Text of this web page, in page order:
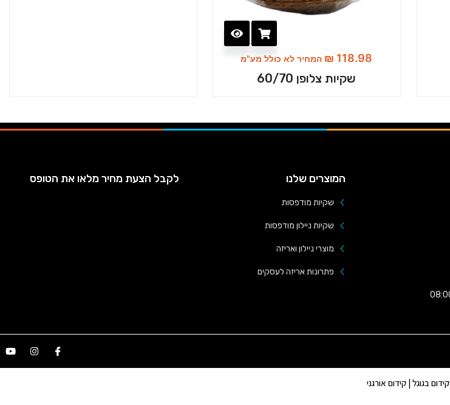
₪ 118.98 המחיר לא כולל מע"מ
שקיות צלופן 60/70
המוצרים שלנו
שקיות מודפסות
שקיות ניילון מודפסות
מוצרי ניילון ואריזה
פתרונות אריזה לעסקים
לקבל הצעת מחיר מלאו את הטופס
קידום בגוגל | קידום אורגני